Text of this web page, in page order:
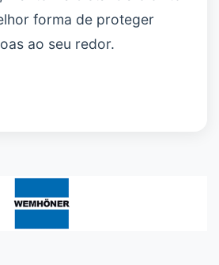
forma de proteger
ao seu redor.